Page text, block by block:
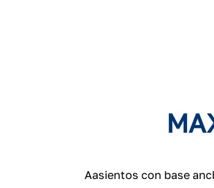
Aasientos con base